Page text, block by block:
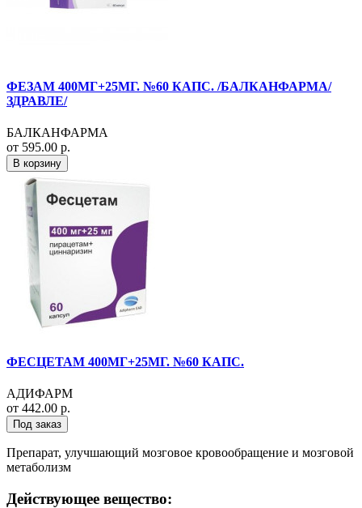
ФЕЗАМ 400МГ+25МГ. №60 КАПС. /БАЛКАНФАРМА/
ЗДРАВЛЕ/
БАЛКАНФАРМА
от 595.00 р.
В корзину
ФЕСЦЕТАМ 400МГ+25МГ. №60 КАПС.
АДИФАРМ
от 442.00 р.
Под заказ
Препарат, улучшающий мозговое кровообращение и мозговой
метаболизм
Действующее вещество: